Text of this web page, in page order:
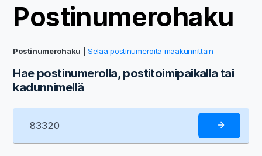
Postinumerohaku
Postinumerohaku |Selaa postinumeroita maakunnittain
Hae postinumerolla, postitoimipaikalla tai
kadunnimellä